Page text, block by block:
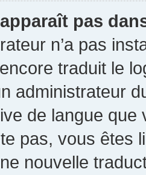
pas
n’a pas
traduit le
administrateur
de langue
pas, vous êtes
nouvelle